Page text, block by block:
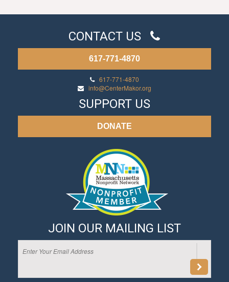
CONTACT US
617-771-4870
617-771-4870
info@CenterMakor.org
SUPPORT US
DONATE
JOIN OUR MAILING LIST